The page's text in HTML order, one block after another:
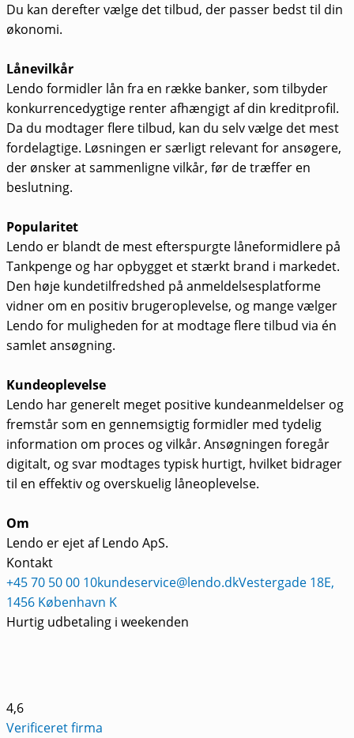
Du kan derefter vælge det tilbud, der passer bedst til din
økonomi.
Lånevilkår
Lendo formidler lån fra en række banker, som tilbyder
konkurrencedygtige renter afhængigt af din kreditprofil.
Da du modtager flere tilbud, kan du selv vælge det mest
fordelagtige. Løsningen er særligt relevant for ansøgere,
der ønsker at sammenligne vilkår, før de træffer en
beslutning.
Popularitet
Lendo er blandt de mest efterspurgte låneformidlere på
Tankpenge og har opbygget et stærkt brand i markedet.
Den høje kundetilfredshed på anmeldelsesplatforme
vidner om en positiv brugeroplevelse, og mange vælger
Lendo for muligheden for at modtage flere tilbud via én
samlet ansøgning.
Kundeoplevelse
Lendo har generelt meget positive kundeanmeldelser og
fremstår som en gennemsigtig formidler med tydelig
information om proces og vilkår. Ansøgningen foregår
digitalt, og svar modtages typisk hurtigt, hvilket bidrager
til en effektiv og overskuelig låneoplevelse.
Om
Lendo er ejet af Lendo ApS.
Kontakt
+45 70 50 00 10kundeservice@lendo.dkVestergade 18E,
1456 København K
Hurtig udbetaling i weekenden
4,6
Verificeret firma